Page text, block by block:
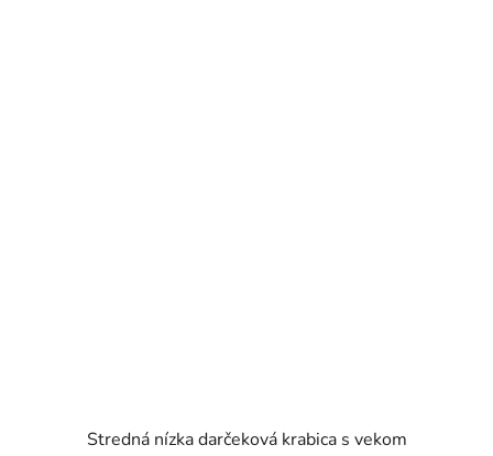
Stredná nízka darčeková krabica s vekom